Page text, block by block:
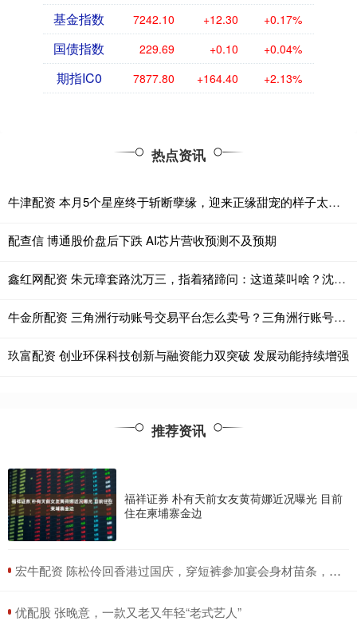
基金指数 7242.10 +12.30 +0.17%
国债指数 229.69 +0.10 +0.04%
期指IC0 7877.80 +164.40 +2.13%
热点资讯
牛津配资 本月5个星座终于斩断孽缘，迎来正缘甜宠的样子太甜了！
配查信 博通股价盘后下跌 AI芯片营收预测不及预期
鑫红网配资 朱元璋套路沈万三，指着猪蹄问：这道菜叫啥？沈万三用三字保命
牛金所配资 三角洲行动账号交易平台怎么卖号？三角洲行账号交易|闲游盒
玖富配资 创业环保科技创新与融资能力双突破 发展动能持续增强
推荐资讯
福祥证券 朴有天前女友黄荷娜近况曝光 目前
住在柬埔寨金边
​宏牛配资 陈松伶回香港过国庆，穿短裤参加宴会身材苗条，小9岁丈夫好健硕
​优配股 张晚意，一款又老又年轻“老式艺人”